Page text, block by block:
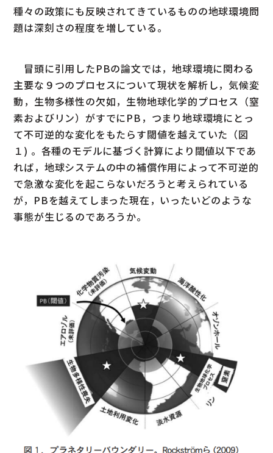
種々の政策にも反映されてきているものの地球環境問
題は深刻さの程度を増している。
冒頭に引用したPBの論文では，地球環境に関わる
主要な９つのプロセスについて現状を解析し，気候変
動，生物多様性の欠如，生物地球化学的プロセス（窒
素およびリン）がすでにPB，つまり地球環境にとっ
て不可逆的な変化をもたらす閾値を越えていた（図
１) 。各種のモデルに基づく計算により閾値以下であ
れば，地球システムの中の補償作用によって不可逆的
で急激な変化を起こらないだろうと考えられている
が，PBを越えてしまった現在，いったいどのような
事態が生じるのであろうか。